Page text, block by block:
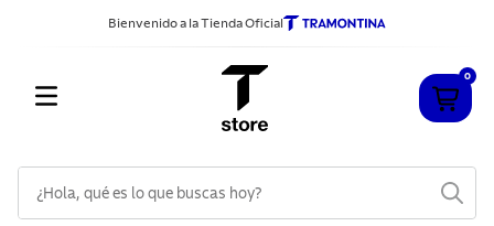
Bienvenido a la Tienda Oficial
0